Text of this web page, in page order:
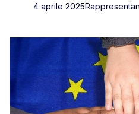
4 aprile 2025